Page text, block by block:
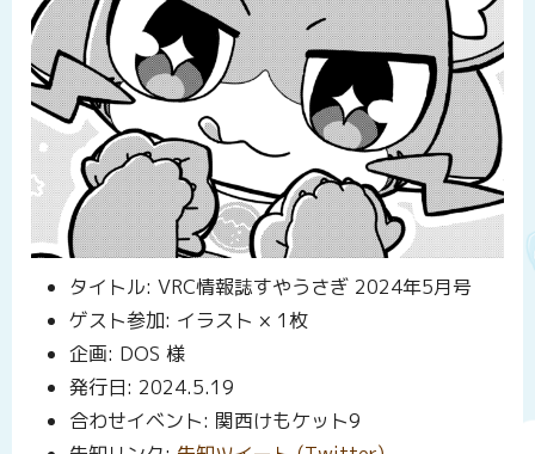
タイトル: VRC情報誌すやうさぎ 2024年5月号
ゲスト参加: イラスト × 1枚
企画: DOS 様
発行日: 2024.5.19
合わせイベント: 関西けもケット9